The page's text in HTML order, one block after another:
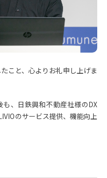
こと、心よりお礼申し上げま
、日鉄興和不動産社様のDX
のサービス提供、機能向上